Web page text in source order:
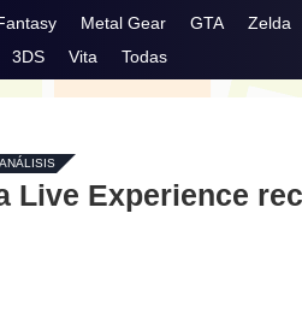
Metal Gear GTA Zelda
3DS Vita Todas
ANÁLISIS
Live Experience